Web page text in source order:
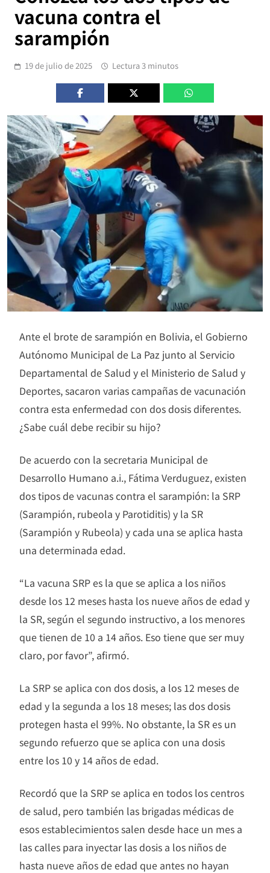
vacuna contra el
sarampión
19 de julio de 2025 Lectura 3 minutos
Ante el brote de sarampión en Bolivia, el Gobierno
Autónomo Municipal de La Paz junto al Servicio
Departamental de Salud y el Ministerio de Salud y
Deportes, sacaron varias campañas de vacunación
contra esta enfermedad con dos dosis diferentes.
¿Sabe cuál debe recibir su hijo?
De acuerdo con la secretaria Municipal de
Desarrollo Humano a.i., Fátima Verduguez, existen
dos tipos de vacunas contra el sarampión: la SRP
(Sarampión, rubeola y Parotiditis) y la SR
(Sarampión y Rubeola) y cada una se aplica hasta
una determinada edad.
“La vacuna SRP es la que se aplica a los niños
desde los 12 meses hasta los nueve años de edad y
la SR, según el segundo instructivo, a los menores
que tienen de 10 a 14 años. Eso tiene que ser muy
claro, por favor”, afirmó.
La SRP se aplica con dos dosis, a los 12 meses de
edad y la segunda a los 18 meses; las dos dosis
protegen hasta el 99%. No obstante, la SR es un
segundo refuerzo que se aplica con una dosis
entre los 10 y 14 años de edad.
Recordó que la SRP se aplica en todos los centros
de salud, pero también las brigadas médicas de
esos establecimientos salen desde hace un mes a
las calles para inyectar las dosis a los niños de
hasta nueve años de edad que antes no hayan